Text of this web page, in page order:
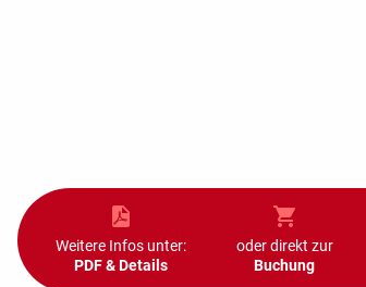
Weitere Infos unter:
PDF & Details
oder direkt zur
Buchung